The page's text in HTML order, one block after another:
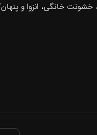
خانگی، انزوا و